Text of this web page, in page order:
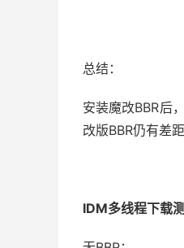
总结：
安装魔改BBR后
改版BBR仍有差距
IDM多线程下载